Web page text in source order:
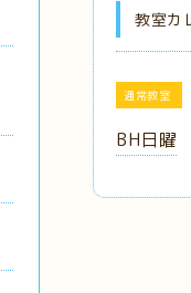
教室カ
通常教室
BH日曜